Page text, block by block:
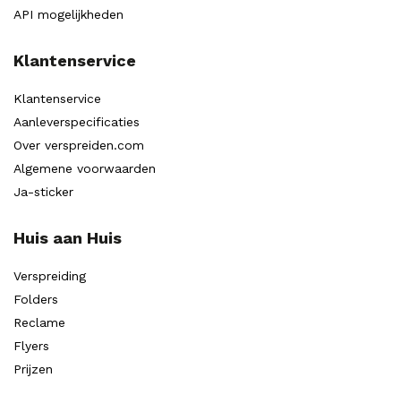
API mogelijkheden
Klantenservice
Klantenservice
Aanleverspecificaties
Over verspreiden.com
Algemene voorwaarden
Ja-sticker
Huis aan Huis
Verspreiding
Folders
Reclame
Flyers
Prijzen